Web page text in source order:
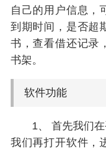
自己的用户信息，
到期时间，是否超
书，查看借还记录
书架。
软件功能
1、 首先我们
我们再打开软件，